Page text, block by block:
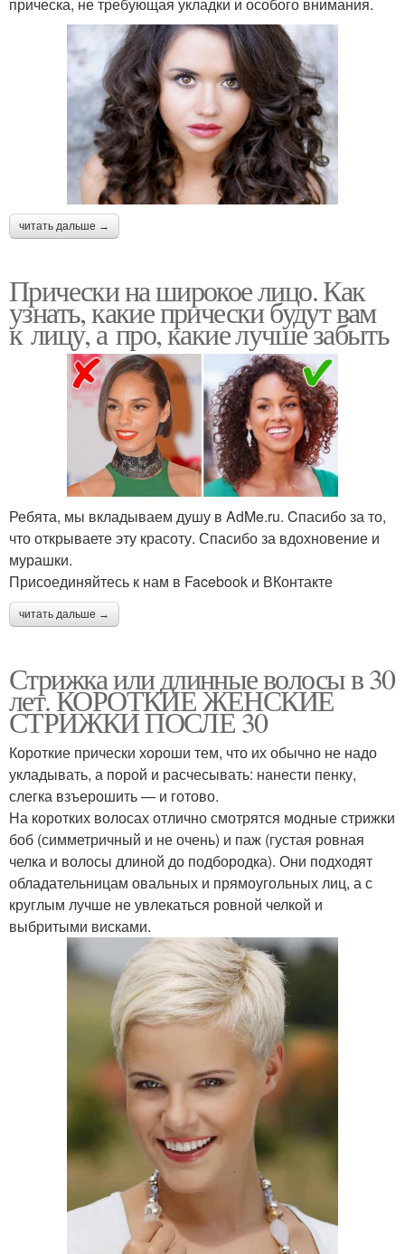
читать дальше →
Прически на широкое лицо. Как
узнать, какие прически будут вам
к лицу, а про, какие лучше забыть
Ребята, мы вкладываем душу в AdMe.ru. Cпасибо за то,
что открываете эту красоту. Спасибо за вдохновение и
мурашки.
Присоединяйтесь к нам в Facebook и ВКонтакте
читать дальше →
Стрижка или длинные волосы в 30
лет. КОРОТКИЕ ЖЕНСКИЕ
СТРИЖКИ ПОСЛЕ 30
Короткие прически хороши тем, что их обычно не надо
укладывать, а порой и расчесывать: нанести пенку,
слегка взъерошить — и готово.
На коротких волосах отлично смотрятся модные стрижки
боб (симметричный и не очень) и паж (густая ровная
челка и волосы длиной до подбородка). Они подходят
обладательницам овальных и прямоугольных лиц, а с
круглым лучше не увлекаться ровной челкой и
выбритыми висками.